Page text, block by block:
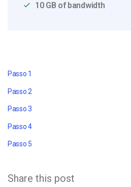
10 GB of bandwidth
Passo 1
Passo 2
Passo 3
Passo 4
Passo 5
Share this post